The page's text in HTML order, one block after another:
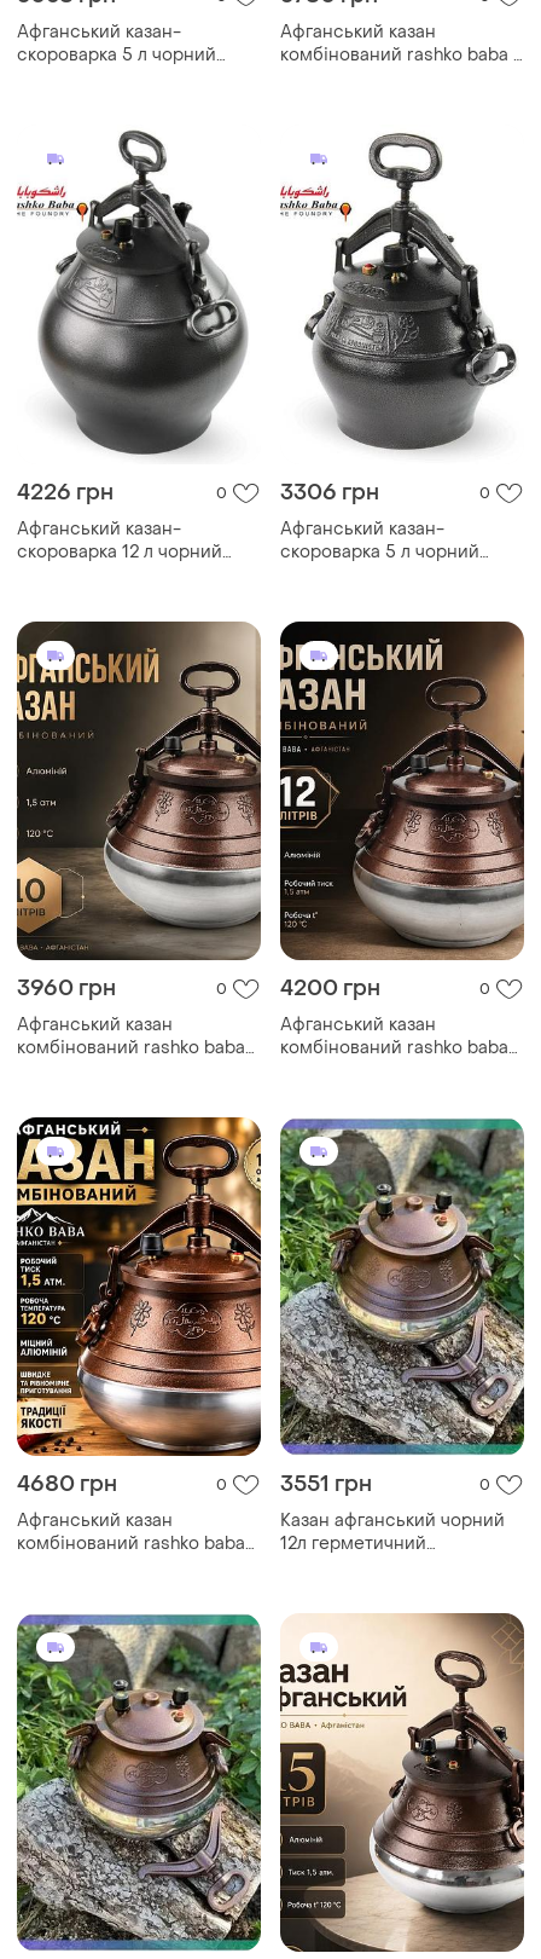
Афганський казан-
скороварка 5 л чорний
Афганський казан
комбінований rashko baba 8
4226 грн 0
Афганський казан-
скороварка 12 л чорний
3306 грн 0
Афганський казан-
скороварка 5 л чорний
3960 грн 0
Афганський казан
комбінований rashko baba
4200 грн 0
Афганський казан
комбінований rashko baba
4680 грн 0
Афганський казан
комбінований rashko baba
3551 грн 0
Казан афганський чорний
12л герметичний
sku_2180-12b